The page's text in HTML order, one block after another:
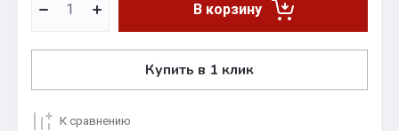
В корзину
Купить в 1 клик
К сравнению